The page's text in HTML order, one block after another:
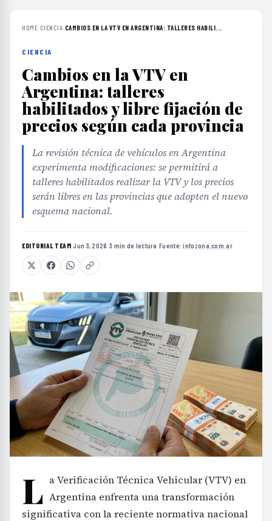
HOME›CIENCIA› CAMBIOS EN LA VTV EN ARGENTINA: TALLERES HABILI...
CIENCIA
Cambios en la VTV en
Argentina: talleres
habilitados y libre fijación de
precios según cada provincia
La revisión técnica de vehículos en Argentina
experimenta modificaciones: se permitirá a
talleres habilitados realizar la VTV y los precios
serán libres en las provincias que adopten el nuevo
esquema nacional.
EDITORIAL TEAM·Jun 3, 2026 ·3 min de lectura ·Fuente:infozona.com.ar
L a Verificación Técnica Vehicular (VTV) en
Argentina enfrenta una transformación
significativa con la reciente normativa nacional